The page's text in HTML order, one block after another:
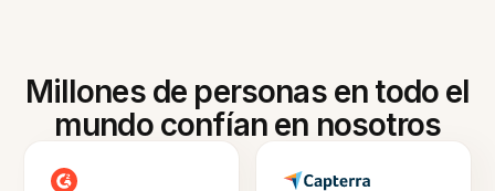
Millones de personas en todo el
mundo confían en nosotros